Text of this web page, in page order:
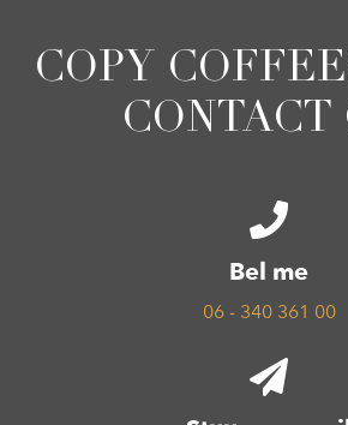
COPY
CONTACT
Bel me
06 - 340 361 00